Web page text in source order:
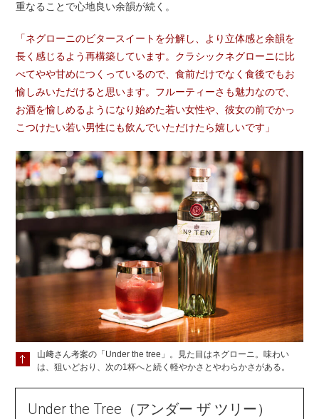
重なることで心地良い余韻が続く。
「ネグローニのビタースイートを分解し、より立体感と余韻を
長く感じるよう再構築しています。クラシックネグローニに比
べてやや甘めにつくっているので、食前だけでなく食後でもお
愉しみいただけると思います。フルーティーさも魅力なので、
お酒を愉しめるようになり始めた若い女性や、彼女の前でかっ
こつけたい若い男性にも飲んでいただけたら嬉しいです」
山﨑さん考案の「Under the tree」。見た目はネグローニ。味わい
は、狙いどおり、次の1杯へと続く軽やかさとやわらかさがある。
Under the Tree（アンダー ザ ツリー）